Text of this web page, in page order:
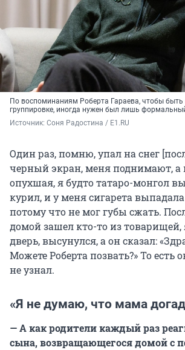
По воспоминаниям Роберта Гараева, чтобы
группировке, иногда нужен был лишь
Источник: Соня Радостина / E1.RU
Один раз, помню, упал на снег
черный экран, меня поднимают, а
опухшая, я будто татаро-монгол
курил, и у меня сигарета выпадала
потому что не мог губы сжать.
домой зашел кто-то из
дверь, высунулся, а он сказал:
Можете Роберта позвать?» То есть
не узнал.
«Я не думаю, что мама
— А как родители каждый раз
сына, возвращающегося домой с